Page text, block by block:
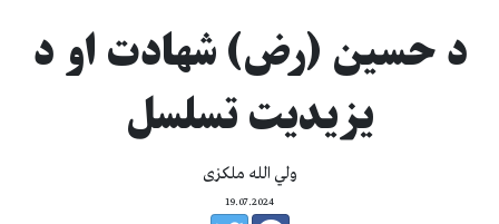
د حسین (رض) شهادت او د
یزیدیت تسلسل
ولي الله ملکزی
19.07.2024